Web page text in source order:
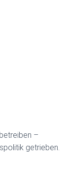
–
getrieben.